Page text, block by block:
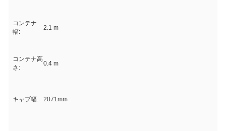
コンテナ
幅:
2.1 m
コンテナ高
さ:
0.4 m
キャブ幅: 2071mm